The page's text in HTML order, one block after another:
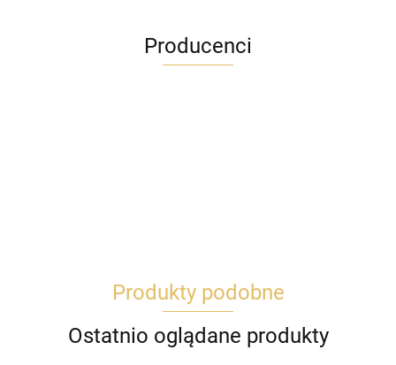
Producenci
Produkty podobne
Ostatnio oglądane produkty